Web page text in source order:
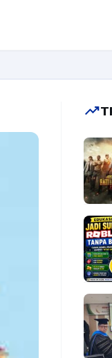
Ingin
trending_up